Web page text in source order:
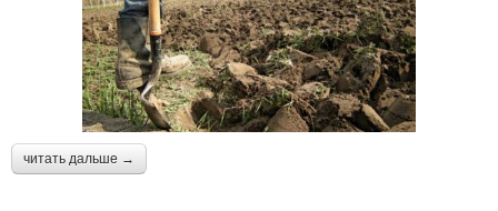
читать дальше →